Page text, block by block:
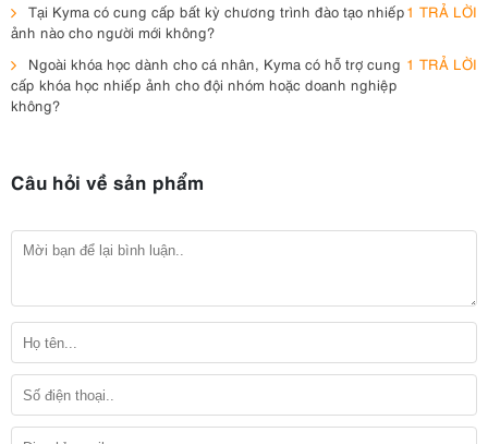
Tại Kyma có cung cấp bất kỳ chương trình đào tạo nhiếp
ảnh nào cho người mới không?
1 TRẢ LỜI
Ngoài khóa học dành cho cá nhân, Kyma có hỗ trợ cung
cấp khóa học nhiếp ảnh cho đội nhóm hoặc doanh nghiệp
không?
1 TRẢ LỜI
Câu hỏi về sản phẩm